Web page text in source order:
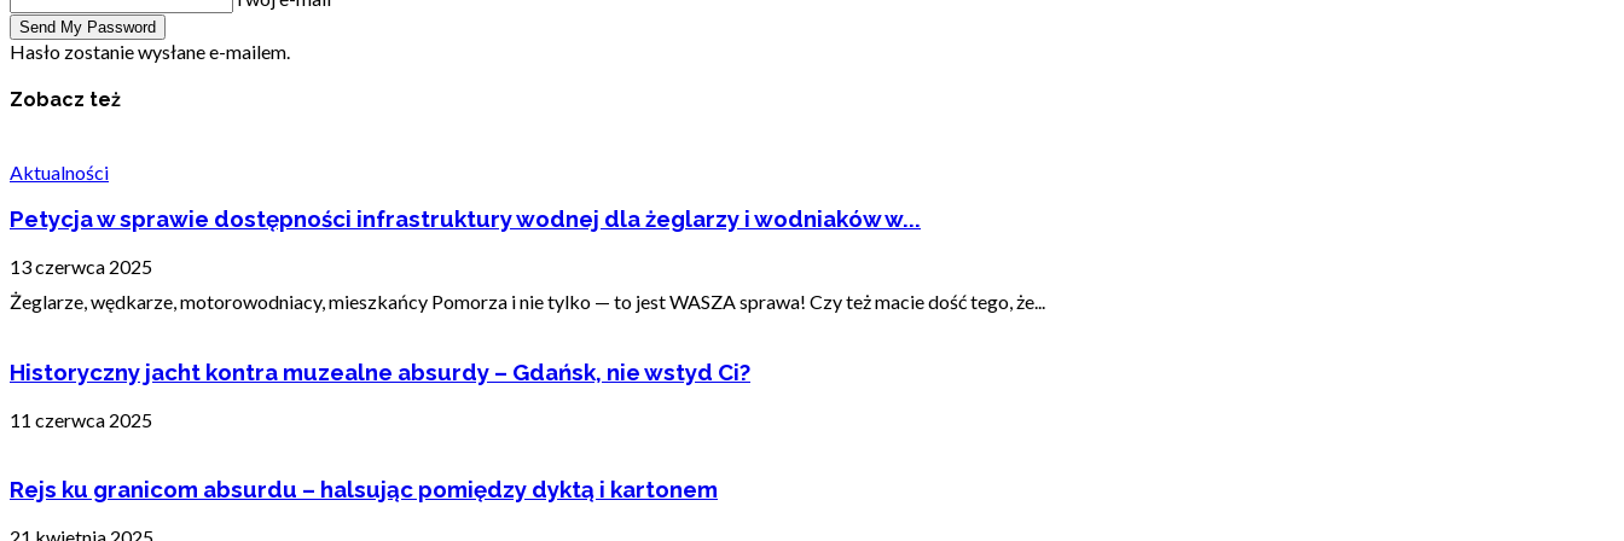
Hasło zostanie wysłane e-mailem.
Zobacz też
Aktualności
Petycja w sprawie dostępności infrastruktury wodnej dla żeglarzy i wodniaków w...
13 czerwca 2025
Żeglarze, wędkarze, motorowodniacy, mieszkańcy Pomorza i nie tylko — to jest WASZA sprawa! Czy też macie dość tego, że...
Historyczny jacht kontra muzealne absurdy – Gdańsk, nie wstyd Ci?
11 czerwca 2025
Rejs ku granicom absurdu – halsując pomiędzy dyktą i kartonem